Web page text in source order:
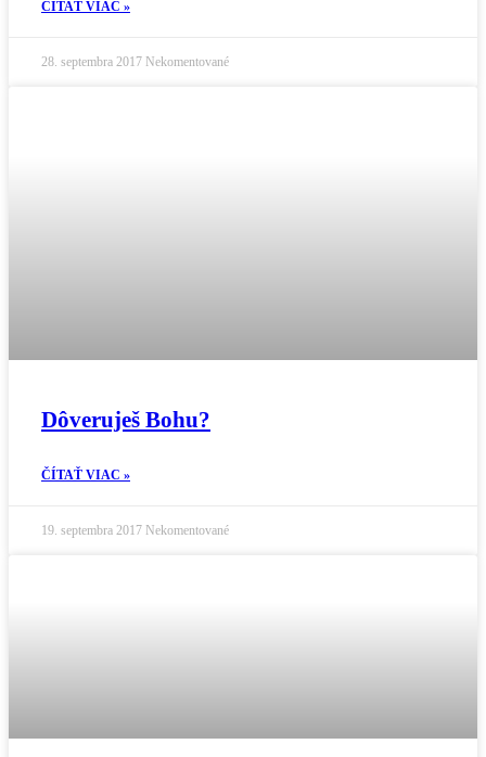
ČÍTAŤ VIAC »
28. septembra 2017 Nekomentované
Dôveruješ Bohu?
ČÍTAŤ VIAC »
19. septembra 2017 Nekomentované